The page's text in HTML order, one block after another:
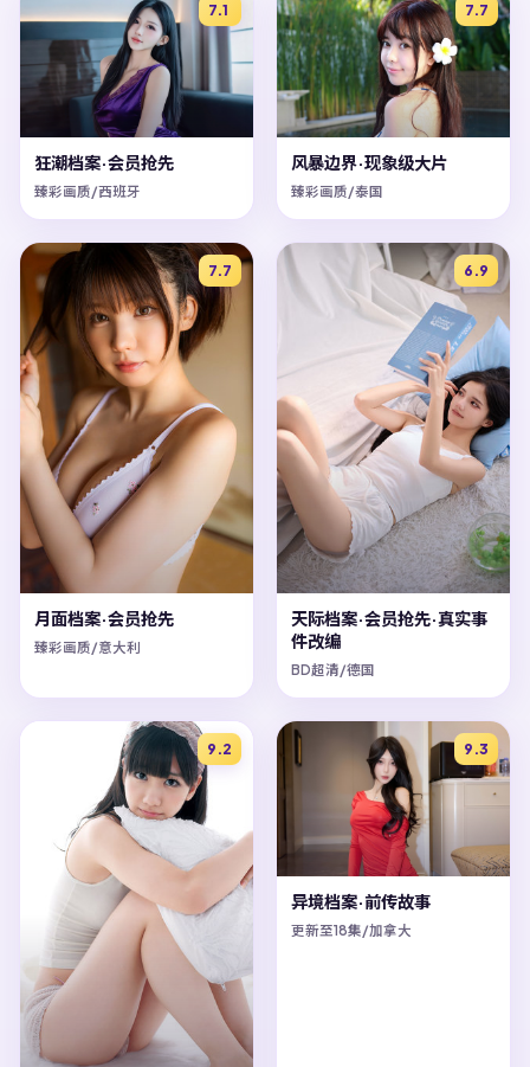
7.1
狂潮档案·会员抢先
臻彩画质/西班牙
7.7
风暴边界·现象级大片
臻彩画质/泰国
7.7
月面档案·会员抢先
臻彩画质/意大利
6.9
天际档案·会员抢先·真实事
件改编
BD超清/德国
9.2 9.3
异境档案·前传故事
更新至18集/加拿大